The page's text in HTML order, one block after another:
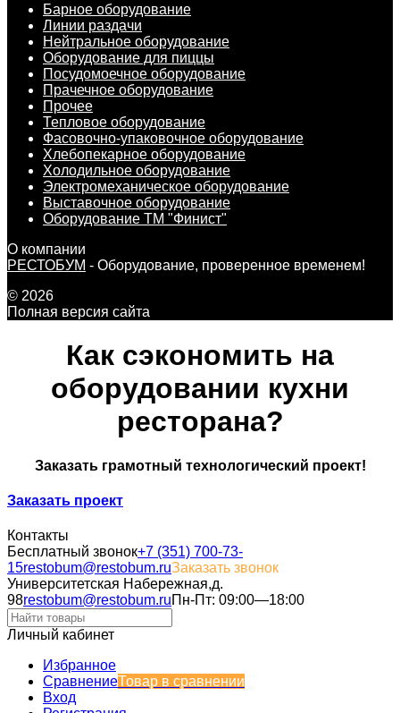
Барное оборудование
Линии раздачи
Нейтральное оборудование
Оборудование для пиццы
Посудомоечное оборудование
Прачечное оборудование
Прочее
Тепловое оборудование
Фасовочно-упаковочное оборудование
Хлебопекарное оборудование
Холодильное оборудование
Электромеханическое оборудование
Выставочное оборудование
Оборудование ТМ "Финист"
О компании
РЕСТОБУМ - Оборудование, проверенное временем!
© 2026
Полная версия сайта
Как сэкономить на
оборудовании кухни
ресторана?
Заказать грамотный технологический проект!
Заказать проект
Контакты
Бесплатный звонок+7 (351) 700-73-
15restobum@restobum.ruЗаказать звонок
Университетская Набережная,д.
98restobum@restobum.ruПн-Пт: 09:00—18:00
Личный кабинет
Избранное
СравнениеТовар в сравнении
Вход